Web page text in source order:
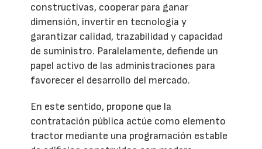
constructivas, cooperar para ganar
dimensión, invertir en tecnología y
garantizar calidad, trazabilidad y capacidad
de suministro. Paralelamente, defiende un
papel activo de las administraciones para
favorecer el desarrollo del mercado.
En este sentido, propone que la
contratación pública actúe como elemento
tractor mediante una programación estable